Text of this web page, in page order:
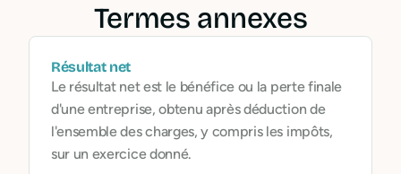
Termes annexes
Résultat net
Le résultat net est le bénéfice ou la perte finale
d'une entreprise, obtenu après déduction de
l'ensemble des charges, y compris les impôts,
sur un exercice donné.